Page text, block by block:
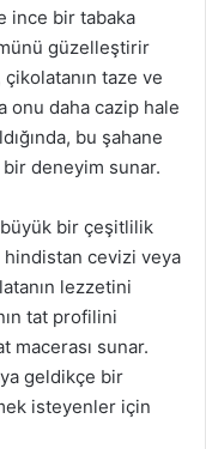
ince bir tabaka
güzelleştirir
taze ve
onu daha cazip hale
bu şahane
deneyim sunar.
büyük bir çeşitlilik
hindistan cevizi veya
lezzetini
tat profilini
macerası sunar.
geldikçe bir
isteyenler için